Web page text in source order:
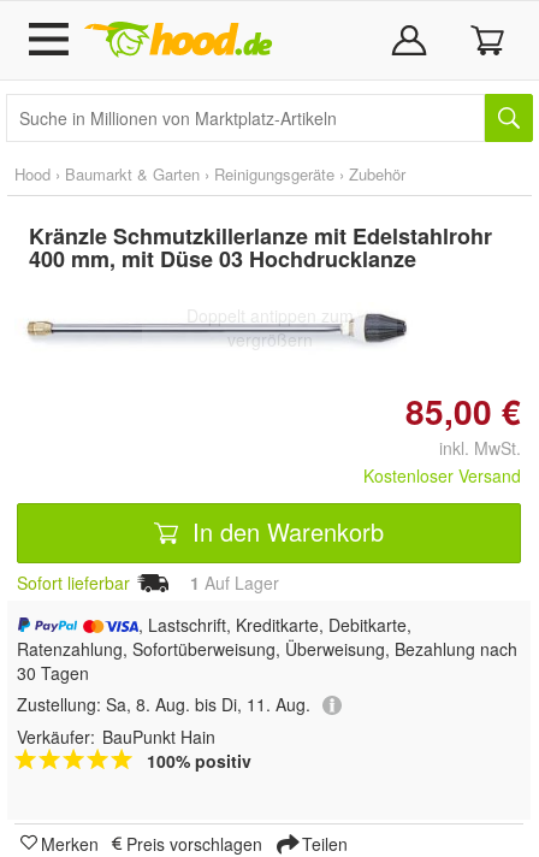
Hood › Baumarkt & Garten › Reinigungsgeräte › Zubehör
Kränzle Schmutzkillerlanze mit Edelstahlrohr
400 mm, mit Düse 03 Hochdrucklanze
Doppelt antippen zum
vergrößern
85,00 €
inkl. MwSt.
Kostenloser Versand
In den Warenkorb
Sofort lieferbar 1 Auf Lager
, Lastschrift, Kreditkarte, Debitkarte,
Ratenzahlung, Sofortüberweisung, Überweisung, Bezahlung nach
30 Tagen
Zustellung: Sa, 8. Aug. bis Di, 11. Aug.
Verkäufer: BauPunkt Hain
100% positiv
Merken Preis vorschlagen Teilen